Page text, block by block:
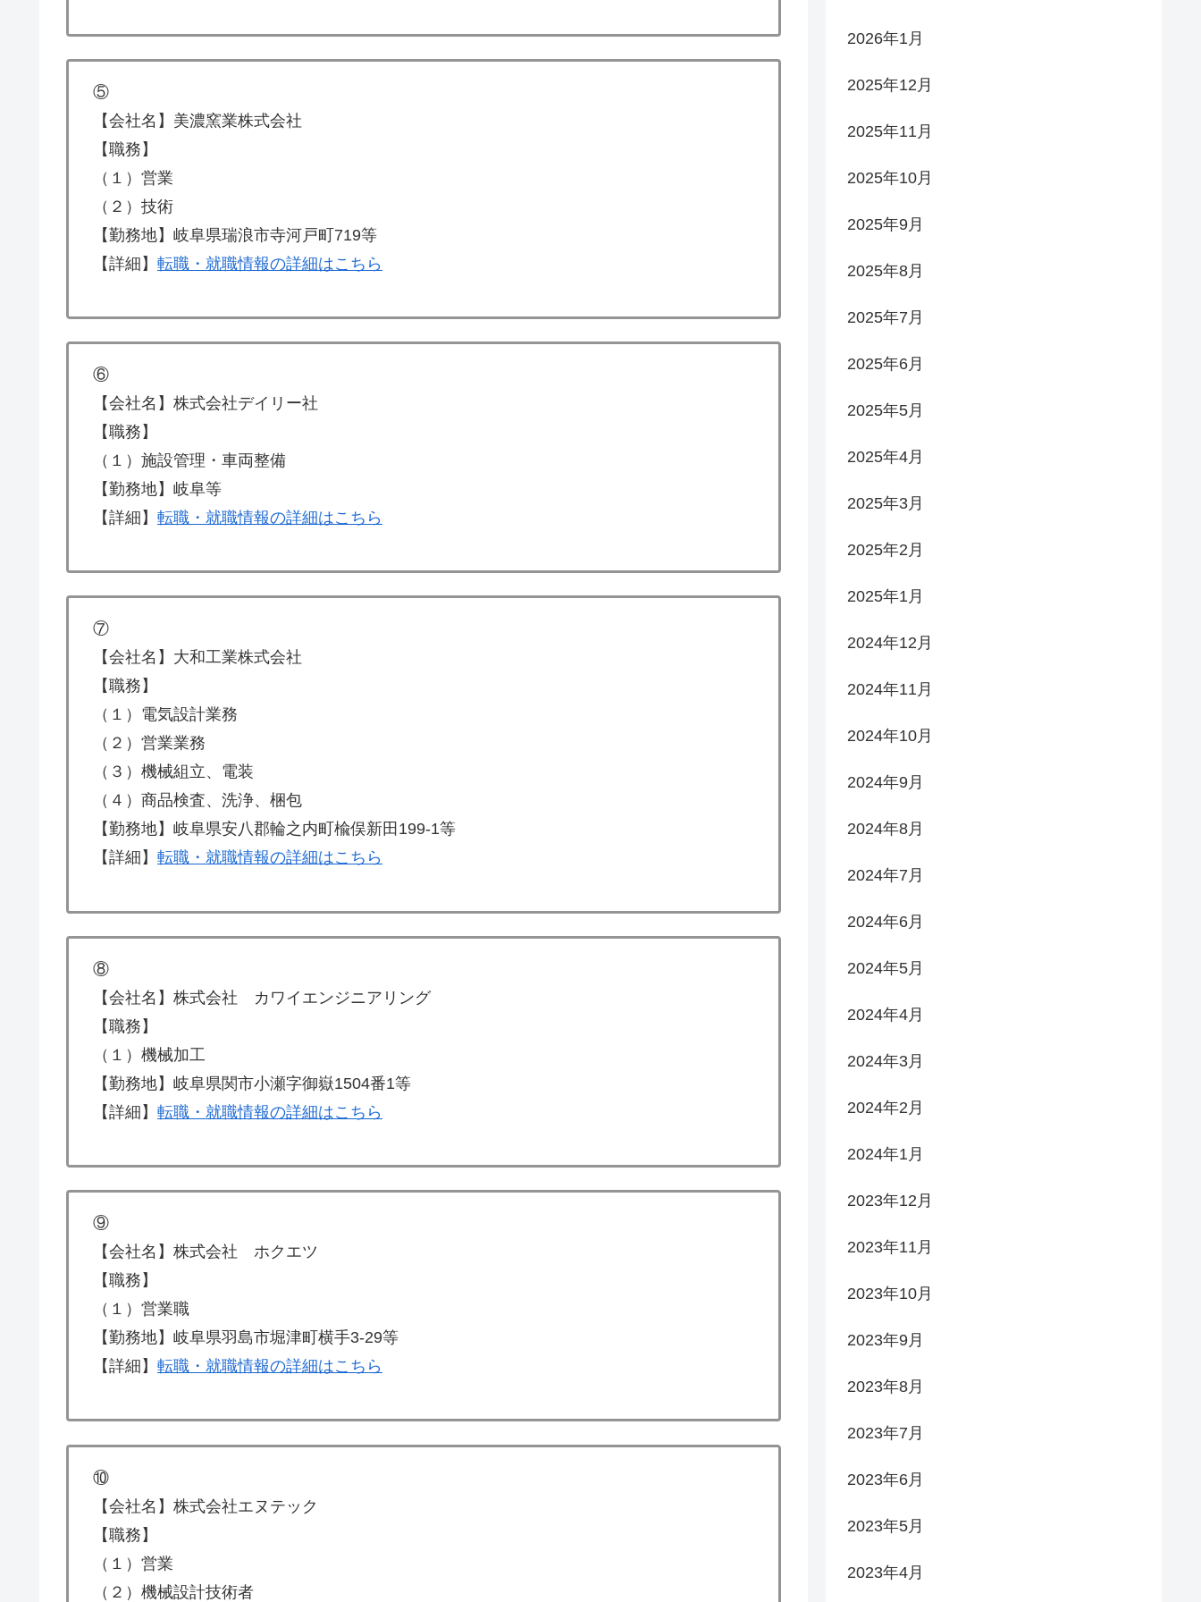
⑤
【会社名】美濃窯業株式会社
【職務】
（１）営業
（２）技術
【勤務地】岐阜県瑞浪市寺河戸町719等
【詳細】 転職・就職情報の詳細はこちら
⑥
【会社名】株式会社デイリー社
【職務】
（１）施設管理・車両整備
【勤務地】岐阜等
【詳細】 転職・就職情報の詳細はこちら
⑦
【会社名】大和工業株式会社
【職務】
（１）電気設計業務
（２）営業業務
（３）機械組立、電装
（４）商品検査、洗浄、梱包
【勤務地】岐阜県安八郡輪之内町楡俣新田199-1等
【詳細】 転職・就職情報の詳細はこちら
⑧
【会社名】株式会社 カワイエンジニアリング
【職務】
（１）機械加工
【勤務地】岐阜県関市小瀬字御嶽1504番1等
【詳細】 転職・就職情報の詳細はこちら
⑨
【会社名】株式会社 ホクエツ
【職務】
（１）営業職
【勤務地】岐阜県羽島市堀津町横手3-29等
【詳細】 転職・就職情報の詳細はこちら
⑩
【会社名】株式会社エヌテック
【職務】
（１）営業
（２）機械設計技術者
2026年1月
2025年12月
2025年11月
2025年10月
2025年9月
2025年8月
2025年7月
2025年6月
2025年5月
2025年4月
2025年3月
2025年2月
2025年1月
2024年12月
2024年11月
2024年10月
2024年9月
2024年8月
2024年7月
2024年6月
2024年5月
2024年4月
2024年3月
2024年2月
2024年1月
2023年12月
2023年11月
2023年10月
2023年9月
2023年8月
2023年7月
2023年6月
2023年5月
2023年4月